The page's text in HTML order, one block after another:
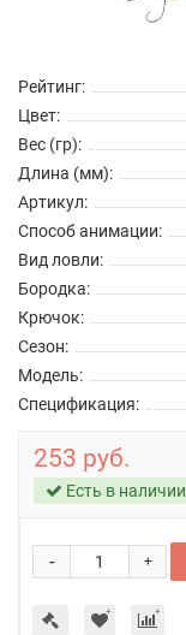
Рейтинг:
Цвет:
Вес (гр):
Длина (мм):
Артикул:
Способ анимации:
Вид ловли:
Бородка:
Крючок:
Сезон:
Модель:
Спецификация:
253 руб.
Есть в наличии
+
-